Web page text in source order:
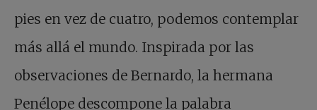
pies en vez de cuatro, podemos contemplar
más allá el mundo. Inspirada por las
observaciones de Bernardo, la hermana
Penélope descompone la palabra